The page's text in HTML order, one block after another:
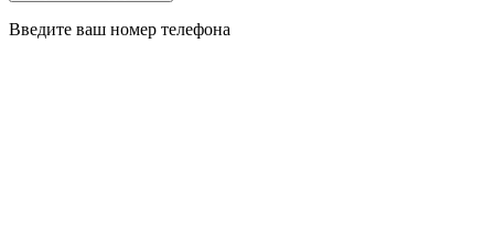
Введите ваш номер телефона